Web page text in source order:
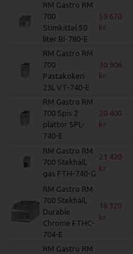
RM Gastro RM
700
Stimkittel 50
liter BI-780-E
59 670
RM Gastro RM
700
Pastakokeri
23L VT-740-E
30 906
RM Gastro RM
700 Spis 2
plattor SPL-
740-E
20 400
RM Gastro RM
700 Stekhäll,
gas FTH-740-G
21 420
RM Gastro RM
700 Stekhäll,
Durable
Chrome FTHC-
704-E
16 320
RM Gastro RM